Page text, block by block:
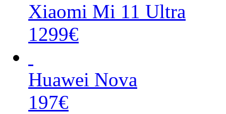
Xiaomi Mi 11 Ultra
1299€
Huawei Nova
197€